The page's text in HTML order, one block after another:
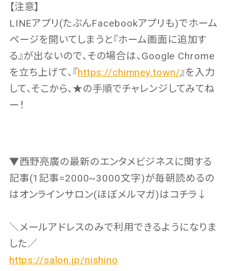
【注意】
LINEアプリ(たぶんFacebookアプリも)でホーム
ページを開いてしまうと『ホーム画面に追加す
る』が出ないので、その場合は、Google Chrome
を立ち上げて、『https://chimney.town/』を入力
して、そこから、★の手順でチャレンジしてみてね
ー！
▼西野亮廣の最新のエンタメビジネスに関する
記事(1記事=2000~3000文字)が毎朝読めるの
はオンラインサロン(ほぼメルマガ)はコチラ↓
＼メールアドレスのみで利用できるようになりま
した／
https://salon.jp/nishino